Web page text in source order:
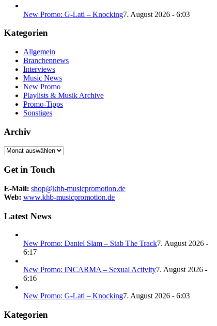
New Promo: G-Lati – Knocking7. August 2026 - 6:03
Kategorien
Allgemein
Branchennews
Interviews
Music News
New Promo
Playlists & Musik Archive
Promo-Tipps
Sonstiges
Archiv
Archiv
Get in Touch
E-Mail: shop@khb-musicpromotion.de
Web: www.khb-musicpromotion.de
Latest News
New Promo: Daniel Slam – Stab The Track7. August 2026 -
6:17
New Promo: INCARMA – Sexual Activity7. August 2026 -
6:16
New Promo: G-Lati – Knocking7. August 2026 - 6:03
Kategorien